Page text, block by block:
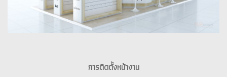
การติดตั้งหน้างาน